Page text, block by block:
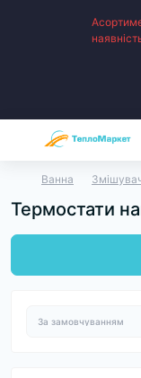
Ванна
Термостати